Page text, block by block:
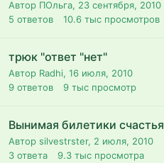
Автор ПОльга, 23 сентября, 2010
5 ответов 10.6 тыс просмотров
трюк "ответ "нет"
Автор Radhi, 16 июля, 2010
9 ответов 9 тыс просмотр
Вынимая билетики счастья
Автор silvestrster, 2 июля, 2010
3 ответа 9.3 тыс просмотра